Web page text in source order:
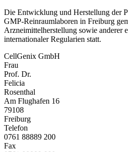
Die Entwicklung und Herstellung der
GMP-Reinraumlaboren in Freiburg
Arzneimittelherstellung sowie anderer
internationaler Regularien statt.
CellGenix GmbH
Frau
Prof. Dr.
Felicia
Rosenthal
Am Flughafen 16
79108
Freiburg
Telefon
0761 88889 200
Fax